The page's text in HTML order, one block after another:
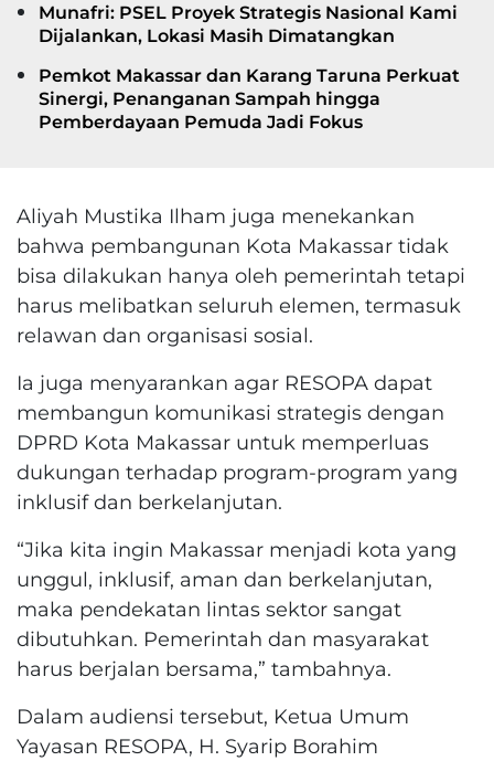
Munafri: PSEL Proyek Strategis Nasional Kami
Dijalankan, Lokasi Masih Dimatangkan
Pemkot Makassar dan Karang Taruna Perkuat
Sinergi, Penanganan Sampah hingga
Pemberdayaan Pemuda Jadi Fokus
Aliyah Mustika Ilham juga menekankan
bahwa pembangunan Kota Makassar tidak
bisa dilakukan hanya oleh pemerintah tetapi
harus melibatkan seluruh elemen, termasuk
relawan dan organisasi sosial.
Ia juga menyarankan agar RESOPA dapat
membangun komunikasi strategis dengan
DPRD Kota Makassar untuk memperluas
dukungan terhadap program-program yang
inklusif dan berkelanjutan.
“Jika kita ingin Makassar menjadi kota yang
unggul, inklusif, aman dan berkelanjutan,
maka pendekatan lintas sektor sangat
dibutuhkan. Pemerintah dan masyarakat
harus berjalan bersama,” tambahnya.
Dalam audiensi tersebut, Ketua Umum
Yayasan RESOPA, H. Syarip Borahim